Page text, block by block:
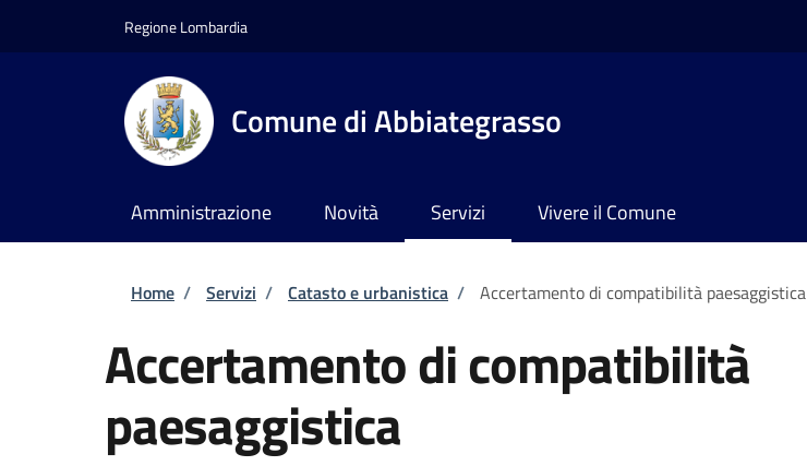
Regione Lombardia
Comune di Abbiategrasso
Amministrazione Novità Servizi Vivere il Comune
Briciole di pane
Home / Servizi / Catasto e urbanistica / Accertamento di compatibilità paesaggistica
Accertamento di compatibilità
paesaggistica